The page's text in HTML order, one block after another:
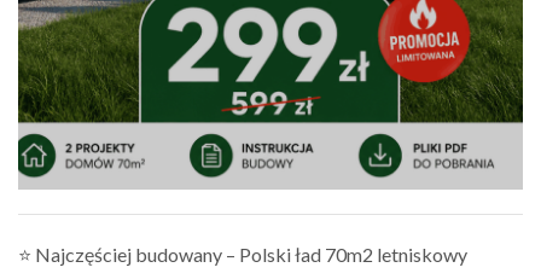
⭐ Najczęściej budowany – Polski ład 70m2 letniskowy